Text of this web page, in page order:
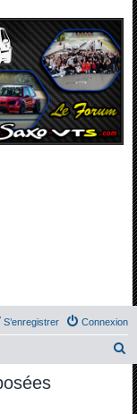
Connexion
S’enregistrer